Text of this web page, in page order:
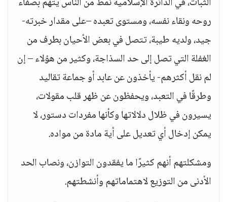
روحه ونقاء نفسه، ومستوى تعبده –على مقدار خبرته-
جيد، ولديه طيبة، تتصل في بعض الأحيان بطرف من
الغفلة التي تصل إلى حد السذاجة، وكثير من هؤلاء – إن
لم نقل أكثرهم- يأخذون عن عابد أو جماعة تقاليد
وطرقًا في التعبد، ويحفظون عن ظهر قلب مقولات،
يسيرون في ظلال دلالاتها وكأنها مفردات دستور، لا
يمكن إدخال أي تعديل على أية مادة من مواده.
ومشكلتهم أنهم كثيرًا ما يفقدون التوازن، ونصاب الحد
الأدنى من التوزيع لاهتماماتهم وأنشطتهم.